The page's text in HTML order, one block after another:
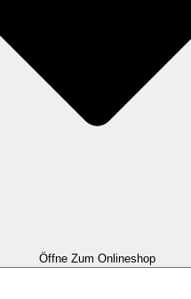
Öffne Zum Onlineshop